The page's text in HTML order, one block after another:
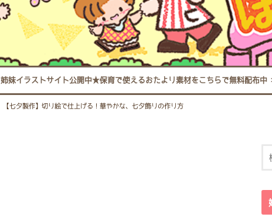
姉妹イラストサイト公開中★保育で使えるおたより素材をこちらで無料配布中
【七夕製作】切り絵で仕上げる！華やかな、七夕飾りの作り方